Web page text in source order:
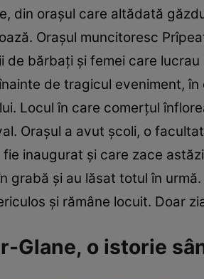
din oraşul care altădată
Oraşul muncitoresc
de bărbaţi şi femei care
de tragicul eveniment,
Locul în care comerţul
Oraşul a avut şcoli, o
inaugurat şi care zace
grabă şi au lăsat totul în
şi rămâne locuit. Doar
Glane, o istorie